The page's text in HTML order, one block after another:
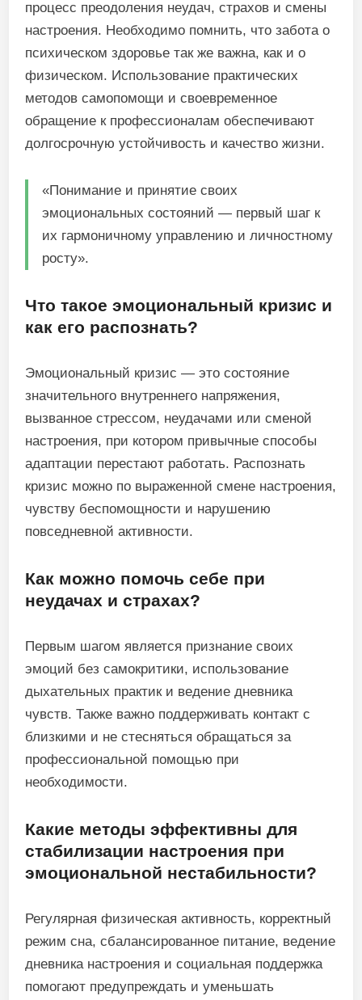
процесс преодоления неудач, страхов и смены
настроения. Необходимо помнить, что забота о
психическом здоровье так же важна, как и о
физическом. Использование практических
методов самопомощи и своевременное
обращение к профессионалам обеспечивают
долгосрочную устойчивость и качество жизни.
«Понимание и принятие своих
эмоциональных состояний — первый шаг к
их гармоничному управлению и личностному
росту».
Что такое эмоциональный кризис и
как его распознать?
Эмоциональный кризис — это состояние
значительного внутреннего напряжения,
вызванное стрессом, неудачами или сменой
настроения, при котором привычные способы
адаптации перестают работать. Распознать
кризис можно по выраженной смене настроения,
чувству беспомощности и нарушению
повседневной активности.
Как можно помочь себе при
неудачах и страхах?
Первым шагом является признание своих
эмоций без самокритики, использование
дыхательных практик и ведение дневника
чувств. Также важно поддерживать контакт с
близкими и не стесняться обращаться за
профессиональной помощью при
необходимости.
Какие методы эффективны для
стабилизации настроения при
эмоциональной нестабильности?
Регулярная физическая активность, корректный
режим сна, сбалансированное питание, ведение
дневника настроения и социальная поддержка
помогают предупреждать и уменьшать